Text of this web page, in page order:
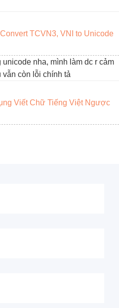
TCVN3, VNI to Unicode
nha, mình làm dc r cảm
vẫn còn lỗi chính tả
Viết Chữ Tiếng Việt Ngược